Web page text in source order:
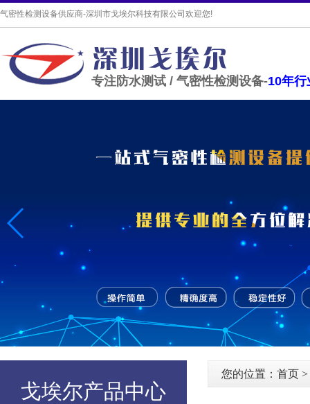
气密性检测设备供应商-深圳市戈埃尔科技有限公司欢迎您!
专注防水测试 / 气密性检测设备-10年行
戈埃尔产品中心
您的位置： 首页 >